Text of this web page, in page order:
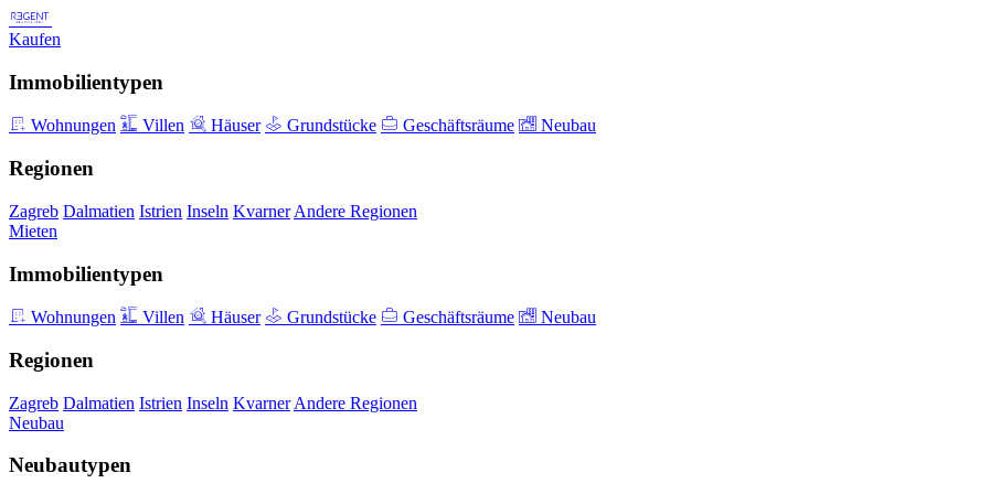
Kaufen
Immobilientypen
Wohnungen Villen Häuser Grundstücke Geschäftsräume Neubau
Regionen
Zagreb Dalmatien Istrien Inseln Kvarner Andere Regionen
Mieten
Immobilientypen
Wohnungen Villen Häuser Grundstücke Geschäftsräume Neubau
Regionen
Zagreb Dalmatien Istrien Inseln Kvarner Andere Regionen
Neubau
Neubautypen